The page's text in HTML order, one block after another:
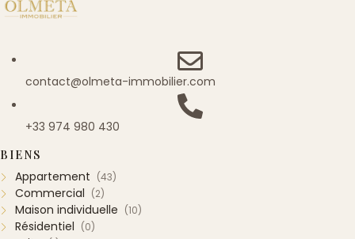
contact@olmeta-immobilier.com
+33 974 980 430
BIENS
Appartement (43)
Commercial (2)
Maison individuelle (10)
Résidentiel (0)